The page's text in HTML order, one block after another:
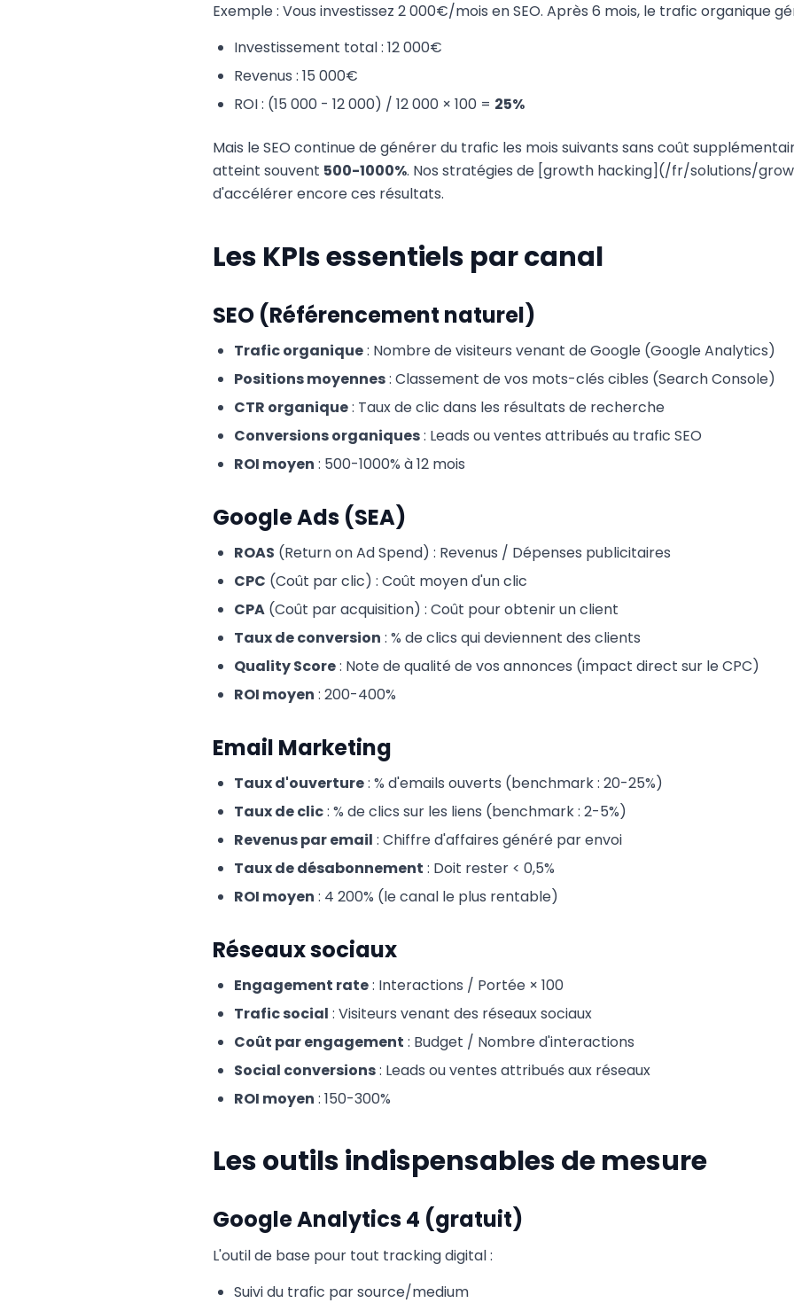
Exemple : Vous investissez 2 000€/mois en SEO. Après 6 mois, le trafic organique
Investissement total : 12 000€
Revenus : 15 000€
ROI : (15 000 - 12 000) / 12 000 × 100 = 25%
Mais le SEO continue de générer du trafic les mois suivants sans coût
atteint souvent 500-1000%. Nos stratégies de [growth hacking](/fr/solutions/
d'accélérer encore ces résultats.
Les KPIs essentiels par canal
SEO (Référencement naturel)
Trafic organique: Nombre de visiteurs venant de Google (Google Analytics)
Positions moyennes: Classement de vos mots-clés cibles (Search Console)
CTR organique: Taux de clic dans les résultats de recherche
Conversions organiques: Leads ou ventes attribués au trafic SEO
ROI moyen : 500-1000% à 12 mois
Google Ads (SEA)
ROAS (Return on Ad Spend) : Revenus / Dépenses publicitaires
CPC (Coût par clic) : Coût moyen d'un clic
CPA (Coût par acquisition) : Coût pour obtenir un client
Taux de conversion : % de clics qui deviennent des clients
Quality Score: Note de qualité de vos annonces (impact direct sur le CPC)
ROI moyen : 200-400%
Email Marketing
Taux d'ouverture: % d'emails ouverts (benchmark : 20-25%)
Taux de clic: % de clics sur les liens (benchmark : 2-5%)
Revenus par email : Chiffre d'affaires généré par envoi
Taux de désabonnement : Doit rester < 0,5%
ROI moyen : 4 200% (le canal le plus rentable)
Réseaux sociaux
Engagement rate: Interactions / Portée × 100
Trafic social : Visiteurs venant des réseaux sociaux
Coût par engagement : Budget / Nombre d'interactions
Social conversions: Leads ou ventes attribués aux réseaux
ROI moyen : 150-300%
Les outils indispensables de mesure
Google Analytics 4 (gratuit)
L'outil de base pour tout tracking digital :
Suivi du trafic par source/medium